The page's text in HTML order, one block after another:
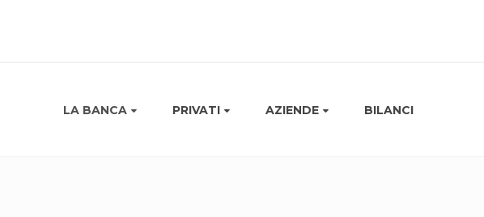
LA BANCA PRIVATI AZIENDE BILANCI